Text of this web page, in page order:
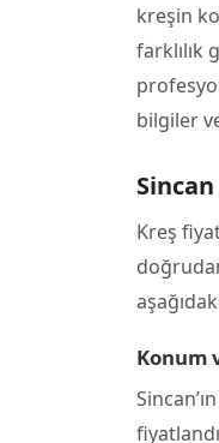
kreşin
farklılık
bilgiler
Kreş
Konum